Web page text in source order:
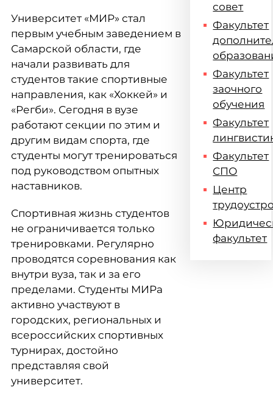
Университет «МИР» стал
первым учебным заведением в
Самарской области, где
начали развивать для
студентов такие спортивные
направления, как «Хоккей» и
«Регби». Сегодня в вузе
работают секции по этим и
другим видам спорта, где
студенты могут тренироваться
под руководством опытных
наставников.
Спортивная жизнь студентов
не ограничивается только
тренировками. Регулярно
проводятся соревнования как
внутри вуза, так и за его
пределами. Студенты МИРа
активно участвуют в
городских, региональных и
всероссийских спортивных
турнирах, достойно
представляя свой
университет.
совет
Факультет
Факультет
заочного
обучения
Факультет
Факультет
СПО
Центр
факультет